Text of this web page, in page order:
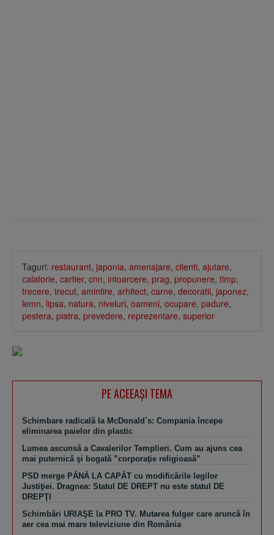
Taguri: restaurant, japonia, amenajare, clienti, ajutare,
calatorie, cartier, cnn, intoarcere, prag, propunere, timp,
trecere, trecut, amintire, arhitect, carne, decoratii, japonez,
lemn, lipsa, natura, niveluri, oameni, ocupare, padure,
pestera, piatra, prevedere, reprezentare, superior
PE ACEEAŞI TEMA
Schimbare radicală la McDonald`s: Compania începe
eliminarea paielor din plastic
Lumea ascunsă a Cavalerilor Templieri. Cum au ajuns cea
mai puternică şi bogată ”corporaţie religioasă”
PSD merge PÂNĂ LA CAPĂT cu modificările legilor
Justiţiei. Dragnea: Statul DE DREPT nu este statul DE
DREPŢI
Schimbări URIAŞE la PRO TV. Mutarea fulger care aruncă în
aer cea mai mare televiziune din România